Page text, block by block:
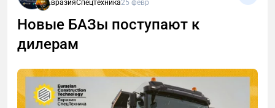
ЕвразияСпецтехника25 февр
Новые БАЗы поступают к
дилерам